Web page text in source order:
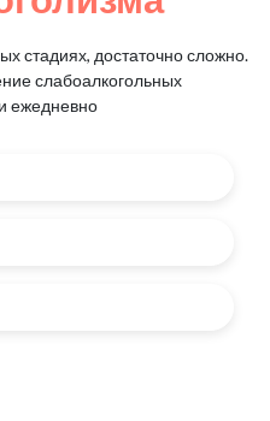
стадиях, достаточно сложно.
слабоалкогольных
ежедневно